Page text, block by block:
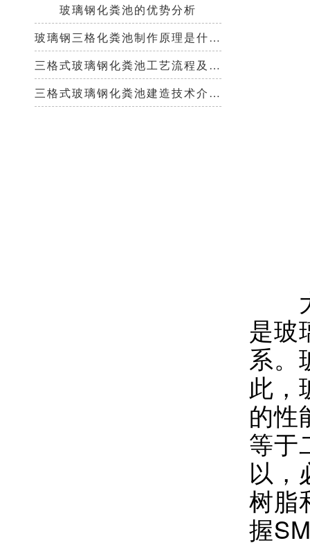
玻璃钢化粪池的优势分析
玻璃钢三格化粪池制作原理是什么？
三格式玻璃钢化粪池工艺流程及清掏周期！
三格式玻璃钢化粪池建造技术介绍！
大
是玻
系。
此，
的性
等于
以，
树脂
握